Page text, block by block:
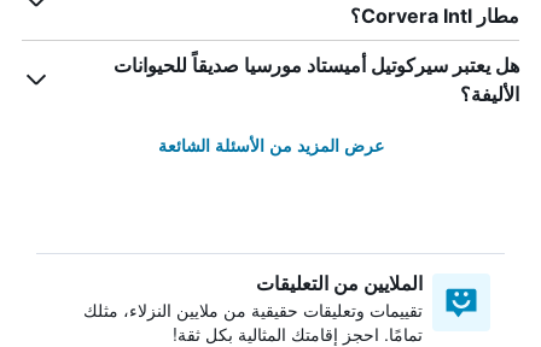
مطار Corvera Intl؟
هل يعتبر سيركوتيل أميستاد مورسيا صديقاً للحيوانات
الأليفة؟
عرض المزيد من الأسئلة الشائعة
الملايين من التعليقات
تقييمات وتعليقات حقيقية من ملايين النزلاء، مثلك
تمامًا. احجز إقامتك المثالية بكل ثقة!